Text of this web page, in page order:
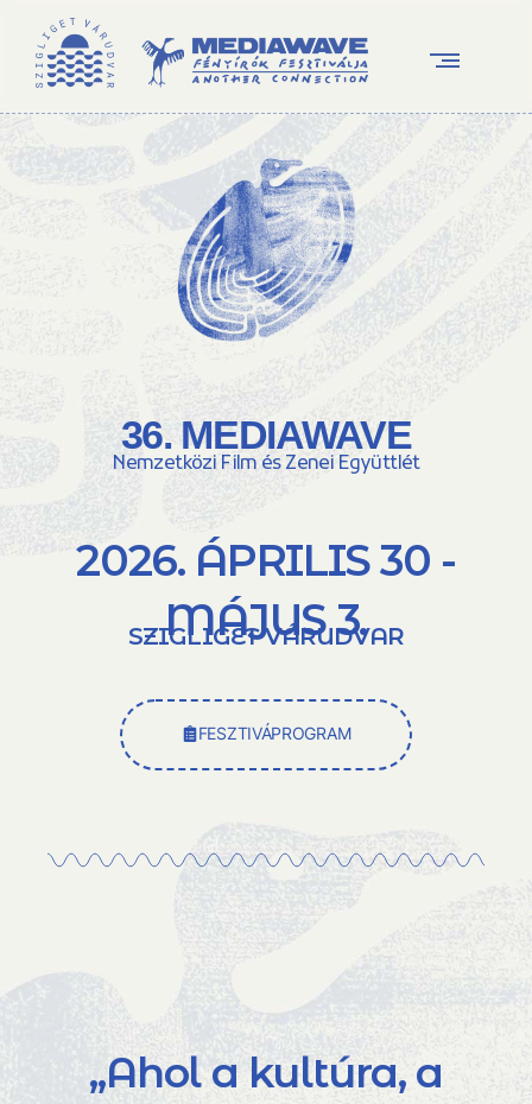
36. MEDIAWAVE
Nemzetközi Film és Zenei Együttlét
2026. ÁPRILIS 30 -
MÁJUS 3.
SZIGLIGET VÁRUDVAR
FESZTIVÁPROGRAM
„Ahol a kultúra, a